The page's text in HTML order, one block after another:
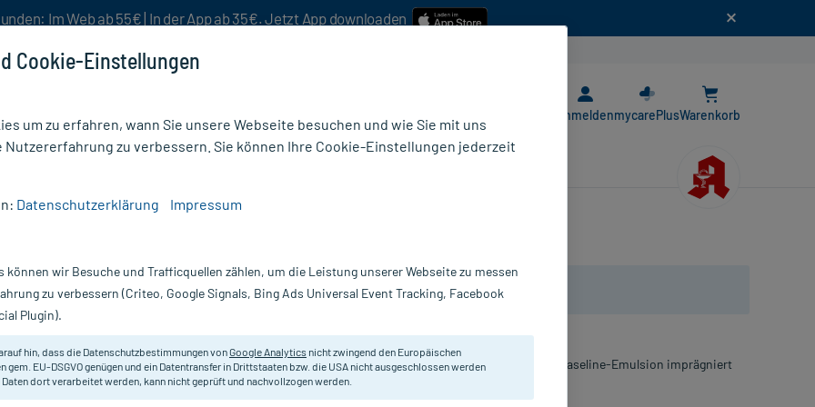
Im Web ab 55€ | In der App ab 35€. Jetzt App downloaden
AnmeldenmycarePlusWarenkorb
Nur für kurze Zeit:Gratis-Versand* ab 19€ Mindestbestellwert!
10
Primärverband aus gewebter Zellulose, die mit einer speziellen Vaseline-Emulsion imprägniert
ist.
Cookie-Einstellungen
um zu erfahren, wann Sie unsere Webseite besuchen und wie Sie mit uns
Nutzererfahrung zu verbessern. Sie können Ihre Cookie-Einstellungen jederzeit
Datenschutzerklärung Impressum
können wir Besuche und Trafficquellen zählen, um die Leistung unserer Webseite zu messen
zu verbessern (Criteo, Google Signals, Bing Ads Universal Event Tracking, Facebook
Plugin).
hin, dass die Datenschutzbestimmungen vonGoogle Analytics nicht zwingend den Europäischen
gem. EU-DSGVO genügen und ein Datentransfer in Drittstaaten bzw. die USA nicht ausgeschlossen werden
Daten dort verarbeitet werden, kann nicht geprüft und nachvollzogen werden.